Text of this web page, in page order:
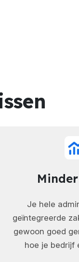
Je hele
geïntegreerde
gewoon goed
hoe je bedrijf